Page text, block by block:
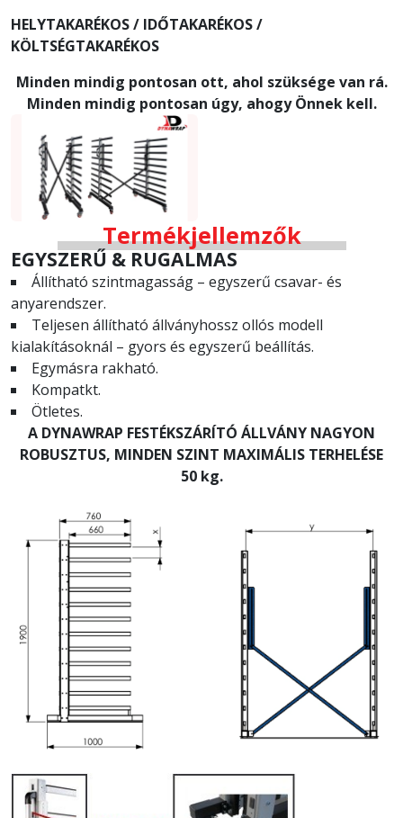
HELYTAKARÉKOS / IDŐTAKARÉKOS /
KÖLTSÉGTAKARÉKOS
Minden mindig pontosan ott, ahol szüksége van rá.
Minden mindig pontosan úgy, ahogy Önnek kell.
Termékjellemzők
EGYSZERŰ & RUGALMAS
Állítható szintmagasság – egyszerű csavar- és
anyarendszer.
Teljesen állítható állványhossz ollós modell
kialakításoknál – gyors és egyszerű beállítás.
Egymásra rakható.
Kompatkt.
Ötletes.
A DYNAWRAP FESTÉKSZÁRÍTÓ ÁLLVÁNY NAGYON
ROBUSZTUS, MINDEN SZINT MAXIMÁLIS TERHELÉSE
50 kg.